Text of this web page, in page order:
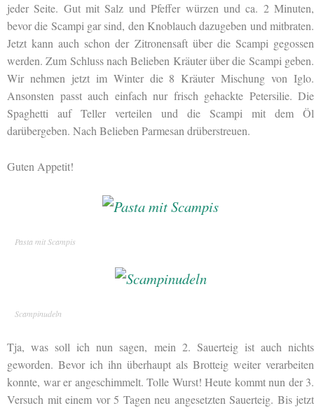
jeder Seite. Gut mit Salz und Pfeffer würzen und ca. 2 Minuten,
bevor die Scampi gar sind, den Knoblauch dazugeben und mitbraten.
Jetzt kann auch schon der Zitronensaft über die Scampi gegossen
werden. Zum Schluss nach Belieben Kräuter über die Scampi geben.
Wir nehmen jetzt im Winter die 8 Kräuter Mischung von Iglo.
Ansonsten passt auch einfach nur frisch gehackte Petersilie. Die
Spaghetti auf Teller verteilen und die Scampi mit dem Öl
darübergeben. Nach Belieben Parmesan drüberstreuen.
Guten Appetit!
Pasta mit Scampis
Scampinudeln
Tja, was soll ich nun sagen, mein 2. Sauerteig ist auch nichts
geworden. Bevor ich ihn überhaupt als Brotteig weiter verarbeiten
konnte, war er angeschimmelt. Tolle Wurst! Heute kommt nun der 3.
Versuch mit einem vor 5 Tagen neu angesetzten Sauerteig. Bis jetzt